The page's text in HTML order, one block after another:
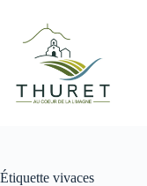
contenu
Étiquette vivaces